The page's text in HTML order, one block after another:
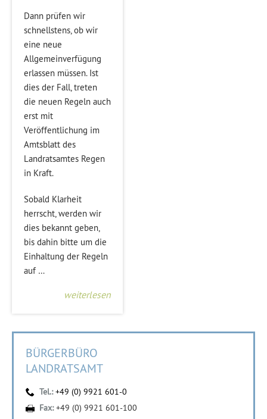
Dann prüfen wir
schnellstens, ob wir
eine neue
Allgemeinverfügung
erlassen müssen. Ist
dies der Fall, treten
die neuen Regeln auch
erst mit
Veröffentlichung im
Amtsblatt des
Landratsamtes Regen
in Kraft.
Sobald Klarheit
herrscht, werden wir
dies bekannt geben,
bis dahin bitte um die
Einhaltung der Regeln
auf …
weiterlesen
BÜRGERBÜRO
LANDRATSAMT
Tel.:+49 (0) 9921 601-0
Fax:+49 (0) 9921 601-100